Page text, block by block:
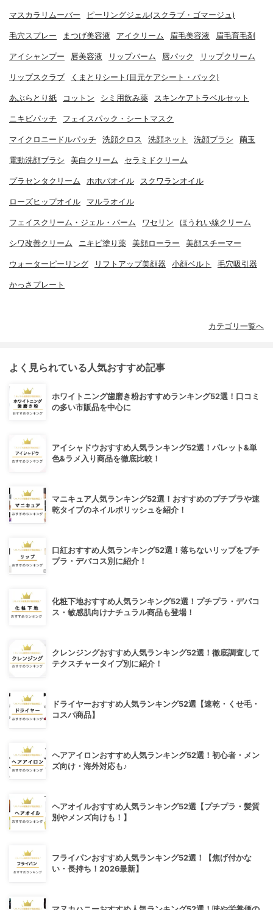
マスカラリムーバー ピーリングジェル(スクラブ・ゴマージュ)
毛穴スプレー まつげ美容液 アイクリーム 眉毛美容液 眉毛育毛剤
アイシャンプー 唇美容液 リップバーム 唇パック リップクリーム
リップスクラブ くまとりシート(目元ケアシート・パック)
あぶらとり紙 コットン シミ用飲み薬 スキンケアトラベルセット
ニキビパッチ フェイスパック・シートマスク
マイクロニードルパッチ 洗顔クロス 洗顔ネット 洗顔ブラシ 繭玉
電動洗顔ブラシ 美白クリーム セラミドクリーム
プラセンタクリーム ホホバオイル スクワランオイル
ローズヒップオイル マルラオイル
フェイスクリーム・ジェル・バーム ワセリン ほうれい線クリーム
シワ改善クリーム ニキビ塗り薬 美顔ローラー 美顔スチーマー
ウォーターピーリング リフトアップ美顔器 小顔ベルト 毛穴吸引器
かっさプレート
カテゴリ一覧へ
よく見られている人気おすすめ記事
ホワイトニング歯磨き粉おすすめランキング52選！口コミ
の多い市販品を中心に
アイシャドウおすすめ人気ランキング52選！パレット&単
色&ラメ入り商品を徹底比較！
マニキュア人気ランキング52選！おすすめのプチプラや速
乾タイプのネイルポリッシュを紹介！
口紅おすすめ人気ランキング52選！落ちないリップをプチ
プラ・デパコス別に紹介！
化粧下地おすすめ人気ランキング52選！プチプラ・デパコ
ス・敏感肌向けナチュラル商品も登場！
クレンジングおすすめ人気ランキング52選！徹底調査して
テクスチャータイプ別に紹介！
ドライヤーおすすめ人気ランキング52選【速乾・くせ毛・
コスパ商品】
ヘアアイロンおすすめ人気ランキング52選！初心者・メン
ズ向け・海外対応も♪
ヘアオイルおすすめ人気ランキング52選【プチプラ・髪質
別やメンズ向けも！】
フライパンおすすめ人気ランキング52選！【焦げ付かな
い・長持ち！2026最新】